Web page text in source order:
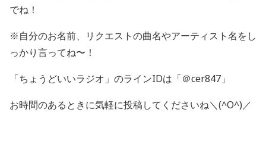
でね！
※自分のお名前、リクエストの曲名やアーティスト名をし
っかり言ってね〜！
「ちょうどいいラジオ」のラインIDは「＠cer847」
お時間のあるときに気軽に投稿してくださいね＼(^O^)／